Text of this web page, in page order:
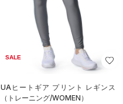
SALE
UAヒートギア プリント レギンス
（トレーニング/WOMEN）